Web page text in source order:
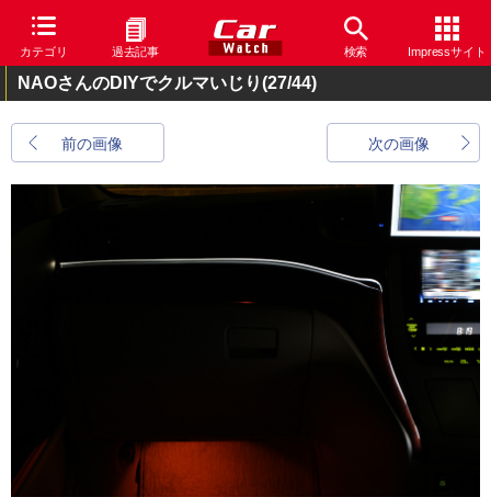
カテゴリ 過去記事 検索 Impressサイト
NAOさんのDIYでクルマいじり(27/44)
前の画像 次の画像